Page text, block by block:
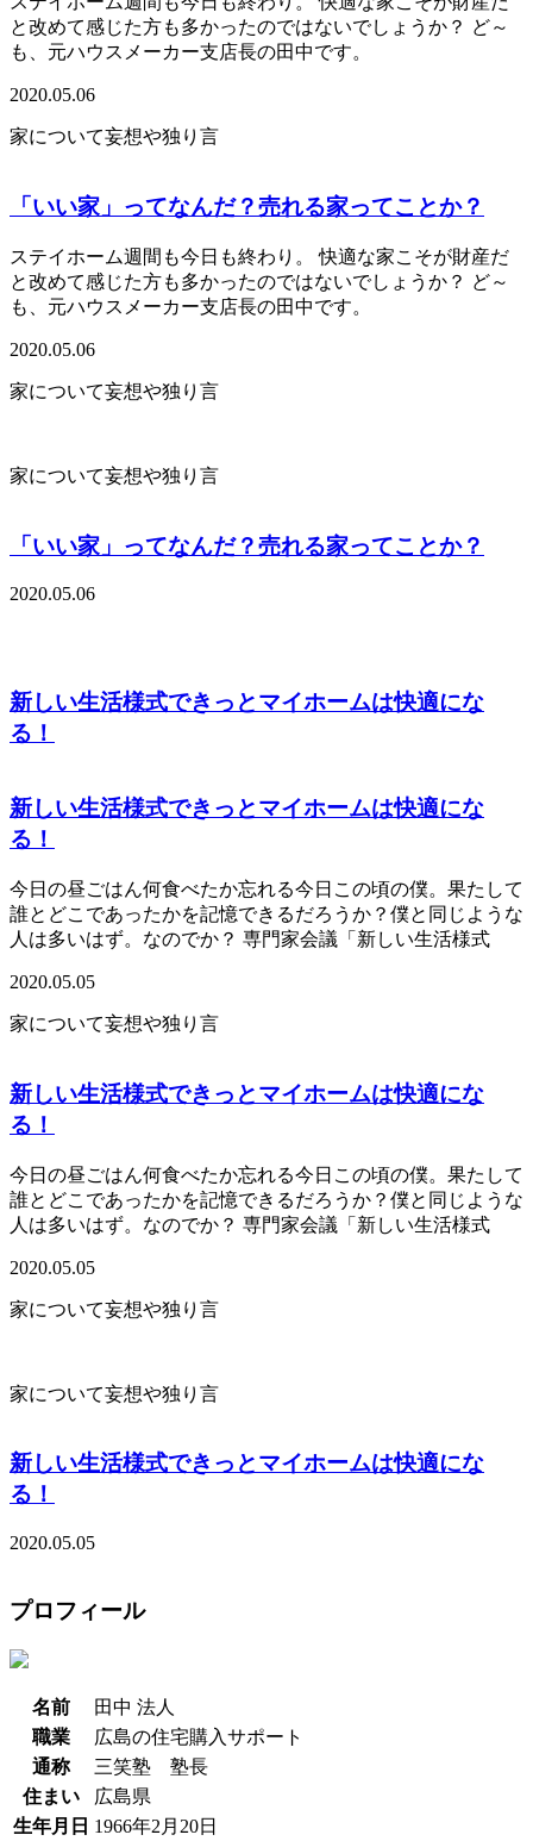
と改めて感じた方も多かったのではないでしょうか？ ど～
も、元ハウスメーカー支店長の田中です。
2020.05.06
家について妄想や独り言
「いい家」ってなんだ？売れる家ってことか？
ステイホーム週間も今日も終わり。 快適な家こそが財産だ
と改めて感じた方も多かったのではないでしょうか？ ど～
も、元ハウスメーカー支店長の田中です。
2020.05.06
家について妄想や独り言
家について妄想や独り言
「いい家」ってなんだ？売れる家ってことか？
2020.05.06
新しい生活様式できっとマイホームは快適にな
る！
新しい生活様式できっとマイホームは快適にな
る！
今日の昼ごはん何食べたか忘れる今日この頃の僕。果たして
誰とどこであったかを記憶できるだろうか？僕と同じような
人は多いはず。なのでか？ 専門家会議「新しい生活様式
2020.05.05
家について妄想や独り言
新しい生活様式できっとマイホームは快適にな
る！
今日の昼ごはん何食べたか忘れる今日この頃の僕。果たして
誰とどこであったかを記憶できるだろうか？僕と同じような
人は多いはず。なのでか？ 専門家会議「新しい生活様式
2020.05.05
家について妄想や独り言
家について妄想や独り言
新しい生活様式できっとマイホームは快適にな
る！
2020.05.05
プロフィール
名前
田中 法人
職業
広島の住宅購入サポート
通称
三笑塾 塾長
住まい
広島県
生年月日 1966年2月20日